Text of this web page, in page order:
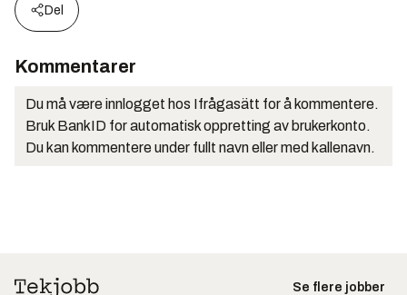
Del
Kommentarer
Du må være innlogget hos Ifrågasätt for å kommentere.
Bruk BankID for automatisk oppretting av brukerkonto.
Du kan kommentere under fullt navn eller med kallenavn.
Se flere jobber